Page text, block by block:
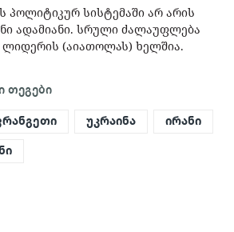
პოლიტიკურ სისტემაში არ არის
ადამიანი. სრული ძალაუფლება
ლიდერის (აიათოლას) ხელშია.
თეგები
უკრაინა ირანი